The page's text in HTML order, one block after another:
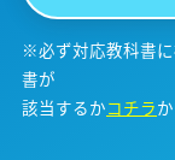
※必ず対応教科書
書が
該当するかコチラ